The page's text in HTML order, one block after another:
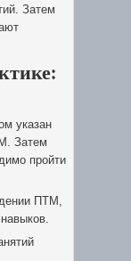
Затем
указан
Затем
пройти
ПТМ,